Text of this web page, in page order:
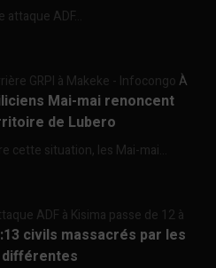
attaque ADF...
GRPI à Makeke - InfocongoÀ
Mai-mai renoncent
de Lubero
cette situation, les Mai-mai...
ADF à Kisima passe de 12 à
civils massacrés par les
différentes